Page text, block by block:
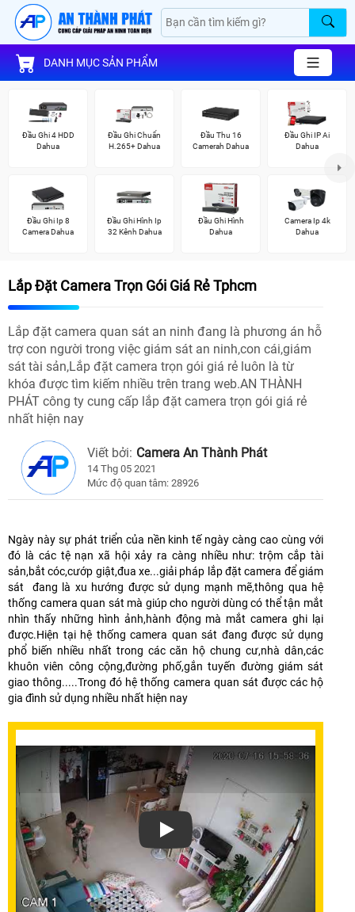
DANH MỤC SẢN PHẨM
Đầu Ghi 4 HDD
Dahua
Đầu Ghi Chuẩn
H.265+ Dahua
Đầu Thu 16
Camerah Dahua
Đầu Ghi IP Ai
Dahua
Đầu Ghi Ip 8
Camera Dahua
Đầu Ghi Hình Ip
32 Kênh Dahua
Đầu Ghi Hình
Dahua
Camera Ip 4k
Dahua
Lắp Đặt Camera Trọn Gói Giá Rẻ Tphcm
Lắp đặt camera quan sát an ninh đang là phương án hỗ
trợ con người trong việc giám sát an ninh,con cái,giám
sát tài sản,Lắp đặt camera trọn gói giá rẻ luôn là từ
khóa được tìm kiếm nhiều trên trang web.AN THÀNH
PHÁT công ty cung cấp lắp đặt camera trọn gói giá rẻ
nhất hiện nay
Viết bởi: Camera An Thành Phát
14 Thg 05 2021
Mức độ quan tâm: 28926
Ngày này sự phát triển của nền kinh tế ngày càng cao cùng với
đó là các tệ nạn xã hội xảy ra càng nhiều như: trộm cắp tài
sản,bắt cóc,cướp giật,đua xe...giải pháp lắp đặt camera để giám
sát đang là xu hướng được sử dụng mạnh mẽ,thông qua hệ
thống camera quan sát mà giúp cho người dùng có thể tận mắt
nhìn thấy những hình ảnh,hành động mà mắt camera ghi lại
được.Hiện tại hệ thống camera quan sát đang được sử dụng
phổ biến nhiều nhất trong các căn hộ chung cư,nhà dân,các
khuôn viên công cộng,đường phố,gắn tuyến đường giám sát
giao thông.....Trong đó hệ thống camera quan sát được các hộ
gia đình sử dụng nhiều nhất hiện nay